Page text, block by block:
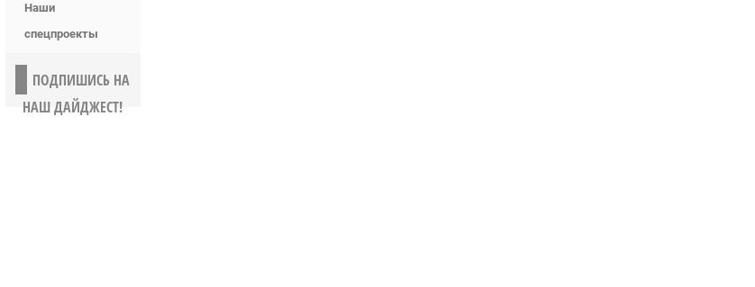
Наши
спецпроекты
ПОДПИШИСЬ НА
НАШ ДАЙДЖЕСТ!